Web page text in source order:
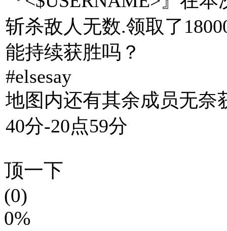
斩杀敌人无数.领取了
能持续获胜吗？
#elsesay
地图内还有其余成员无
40分-20点59分
顶一下
(0)
0%